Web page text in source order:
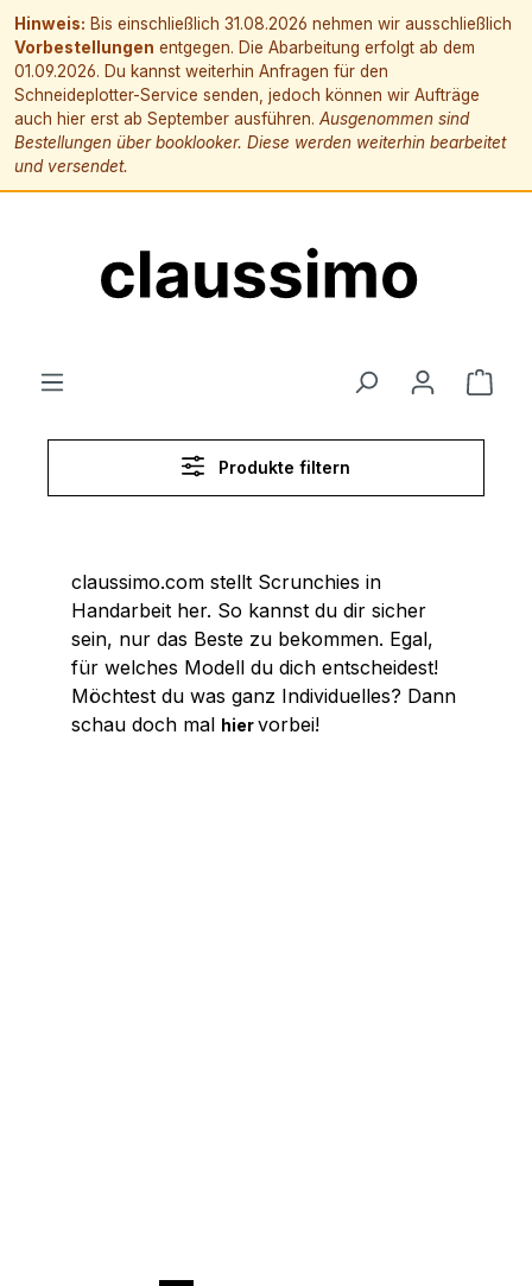
Hinweis: Bis einschließlich 31.08.2026 nehmen wir ausschließlich
Vorbestellungen entgegen. Die Abarbeitung erfolgt ab dem
01.09.2026. Du kannst weiterhin Anfragen für den
Schneideplotter-Service senden, jedoch können wir Aufträge
auch hier erst ab September ausführen. Ausgenommen sind
Bestellungen über booklooker. Diese werden weiterhin bearbeitet
und versendet.
Produkte filtern
claussimo.com stellt Scrunchies in
Handarbeit her. So kannst du dir sicher
sein, nur das Beste zu bekommen. Egal,
für welches Modell du dich entscheidest!
Möchtest du was ganz Individuelles? Dann
schau doch mal hiervorbei!